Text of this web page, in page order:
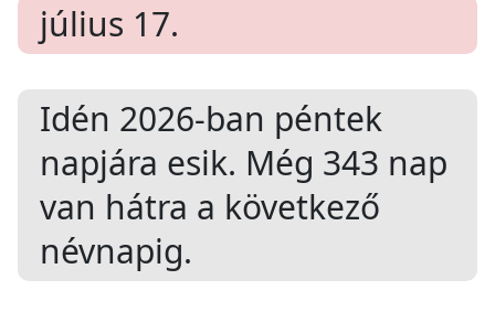
július 17.
Idén 2026-ban péntek
napjára esik. Még 343 nap
van hátra a következő
névnapig.